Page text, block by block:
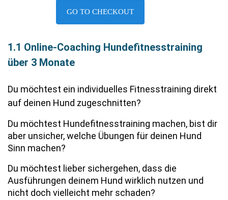
GO TO CHECKOUT
1.1 Online-Coaching Hundefitnesstraining
über 3 Monate
Du möchtest ein individuelles Fitnesstraining direkt
auf deinen Hund zugeschnitten?
Du möchtest Hundefitnesstraining machen, bist dir
aber unsicher, welche Übungen für deinen Hund
Sinn machen?
Du möchtest lieber sichergehen, dass die
Ausführungen deinem Hund wirklich nutzen und
nicht doch vielleicht mehr schaden?